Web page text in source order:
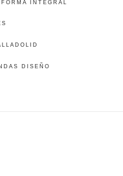
INTEGRAL
DISEÑO